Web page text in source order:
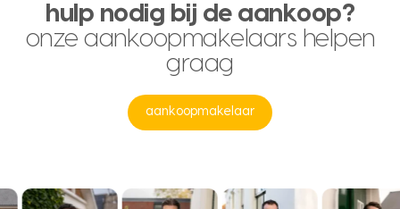
hulp nodig bij de aankoop?
onze aankoopmakelaars helpen
graag
aankoopmakelaar